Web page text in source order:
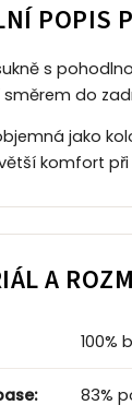
POPIS
s
do
jako
komfort při
A
100%
83%